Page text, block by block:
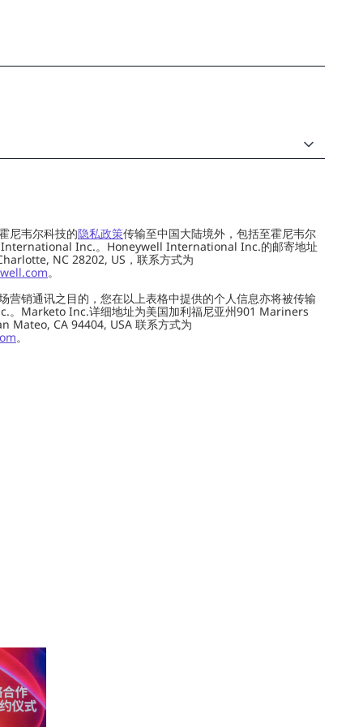
尼韦尔科技的隐私政策传输至中国大陆境外，包括至霍尼韦尔
International Inc.。Honeywell International Inc.的邮寄地址
NC 28202, US，联系方式为
。
营销通讯之目的，您在以上表格中提供的个人信息亦将被传输
。Marketo Inc.详细地址为美国加利福尼亚州901 Mariners
Mateo, CA 94404, USA 联系方式为
。